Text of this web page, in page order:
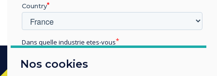
Nos cookies
Country
Dans quelle industrie etes-vous
Enterprise